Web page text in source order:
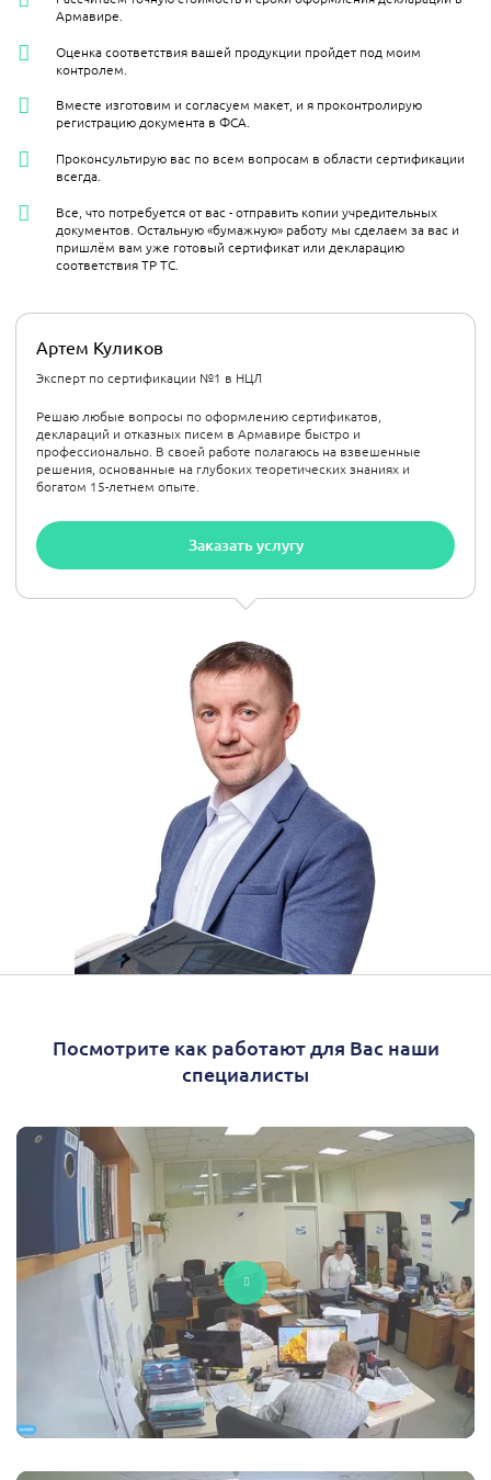
Артем Куликов
Эксперт по сертификации №1 в НЦЛ
Решаю любые вопросы по оформлению сертификатов,
деклараций и отказных писем в Армавире быстро и
профессионально. В своей работе полагаюсь на взвешенные
решения, основанные на глубоких теоретических знаниях и
богатом 15-летнем опыте.
Заказать услугу
Армавире.
Оценка соответствия вашей продукции пройдет под моим
контролем.
Вместе изготовим и согласуем макет, и я проконтролирую
регистрацию документа в ФСА.
Проконсультирую вас по всем вопросам в области сертификации
всегда.
Все, что потребуется от вас - отправить копии учредительных
документов. Остальную «бумажную» работу мы сделаем за вас и
пришлём вам уже готовый сертификат или декларацию
соответствия ТР ТС.
Посмотрите как работают для Вас наши
специалисты